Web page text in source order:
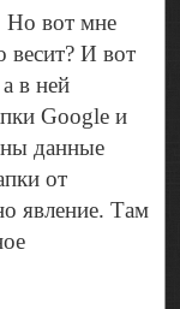
Но вот мне
весит? И вот
в ней
Google и
данные
от
явление. Там